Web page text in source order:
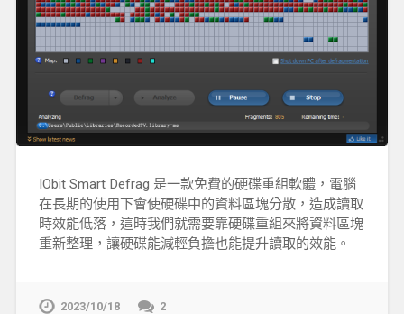
IObit Smart Defrag 是一款免費的硬碟重組軟體，電腦
在長期的使用下會使硬碟中的資料區塊分散，造成讀取
時效能低落，這時我們就需要靠硬碟重組來將資料區塊
重新整理，讓硬碟能減輕負擔也能提升讀取的效能。
2023/10/18 2